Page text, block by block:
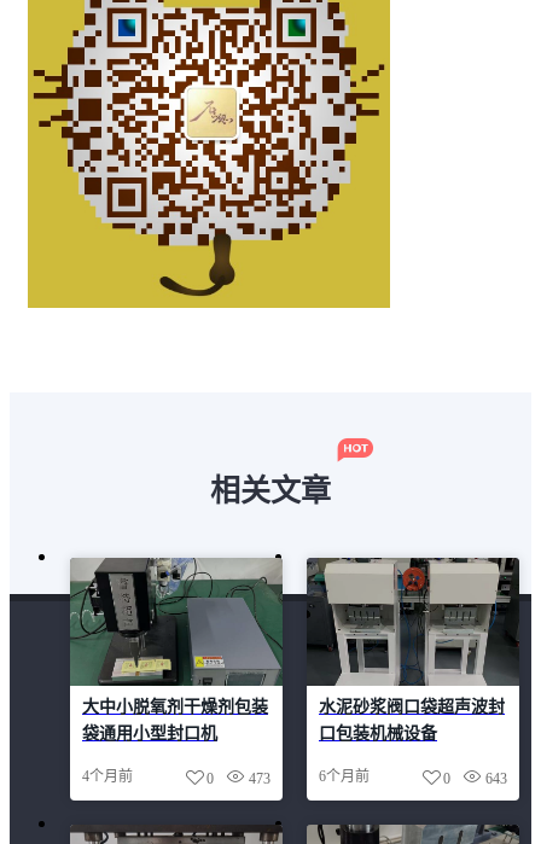
相关文章
大中小脱氧剂干燥剂包装
袋通用小型封口机
4个月前 473
0
水泥砂浆阀口袋超声波封
口包装机械设备
6个月前 643
0